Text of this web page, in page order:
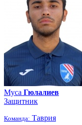
Муса Гюлалиев
Защитник
Команда: Таврия